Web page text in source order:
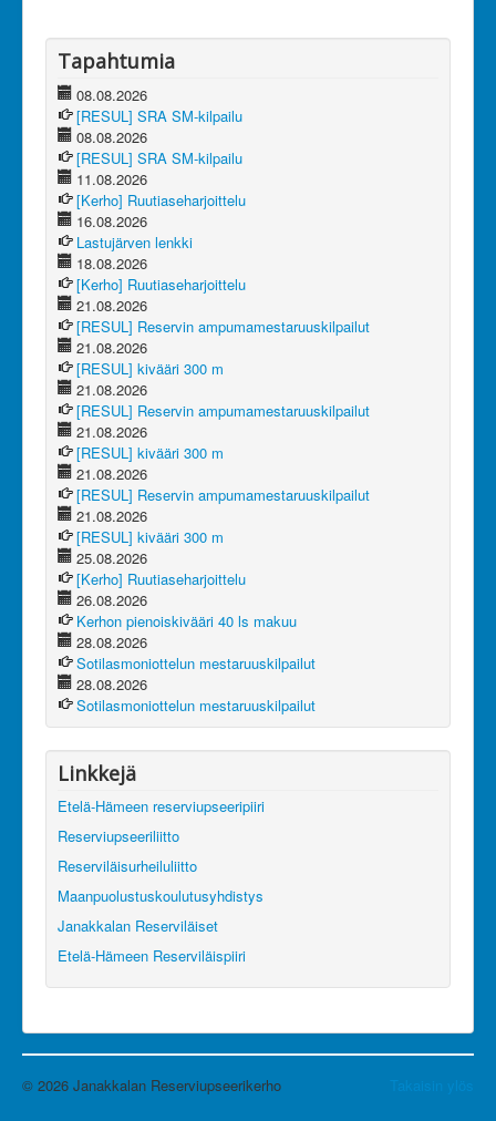
Tapahtumia
08.08.2026
[RESUL] SRA SM-kilpailu
08.08.2026
[RESUL] SRA SM-kilpailu
11.08.2026
[Kerho] Ruutiaseharjoittelu
16.08.2026
Lastujärven lenkki
18.08.2026
[Kerho] Ruutiaseharjoittelu
21.08.2026
[RESUL] Reservin ampumamestaruuskilpailut
21.08.2026
[RESUL] kivääri 300 m
21.08.2026
[RESUL] Reservin ampumamestaruuskilpailut
21.08.2026
[RESUL] kivääri 300 m
21.08.2026
[RESUL] Reservin ampumamestaruuskilpailut
21.08.2026
[RESUL] kivääri 300 m
25.08.2026
[Kerho] Ruutiaseharjoittelu
26.08.2026
Kerhon pienoiskivääri 40 ls makuu
28.08.2026
Sotilasmoniottelun mestaruuskilpailut
28.08.2026
Sotilasmoniottelun mestaruuskilpailut
Linkkejä
Etelä-Hämeen reserviupseeripiiri
Reserviupseeriliitto
Reserviläisurheiluliitto
Maanpuolustuskoulutusyhdistys
Janakkalan Reserviläiset
Etelä-Hämeen Reserviläispiiri
© 2026 Janakkalan Reserviupseerikerho